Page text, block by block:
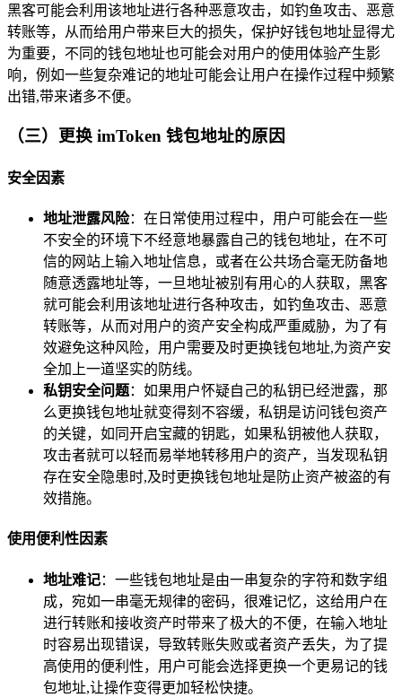
黑客可能会利用该地址进行各种恶意攻击，如钓鱼攻击、恶意
转账等，从而给用户带来巨大的损失，保护好钱包地址显得尤
为重要，不同的钱包地址也可能会对用户的使用体验产生影
响，例如一些复杂难记的地址可能会让用户在操作过程中频繁
出错,带来诸多不便。
（三）更换 imToken 钱包地址的原因
安全因素
地址泄露风险：在日常使用过程中，用户可能会在一些
不安全的环境下不经意地暴露自己的钱包地址，在不可
信的网站上输入地址信息，或者在公共场合毫无防备地
随意透露地址等，一旦地址被别有用心的人获取，黑客
就可能会利用该地址进行各种攻击，如钓鱼攻击、恶意
转账等，从而对用户的资产安全构成严重威胁，为了有
效避免这种风险，用户需要及时更换钱包地址,为资产安
全加上一道坚实的防线。
私钥安全问题：如果用户怀疑自己的私钥已经泄露，那
么更换钱包地址就变得刻不容缓，私钥是访问钱包资产
的关键，如同开启宝藏的钥匙，如果私钥被他人获取，
攻击者就可以轻而易举地转移用户的资产，当发现私钥
存在安全隐患时,及时更换钱包地址是防止资产被盗的有
效措施。
使用便利性因素
地址难记：一些钱包地址是由一串复杂的字符和数字组
成，宛如一串毫无规律的密码，很难记忆，这给用户在
进行转账和接收资产时带来了极大的不便，在输入地址
时容易出现错误，导致转账失败或者资产丢失，为了提
高使用的便利性，用户可能会选择更换一个更易记的钱
包地址,让操作变得更加轻松快捷。